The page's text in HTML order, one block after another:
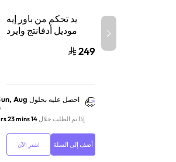
يد تحكم من باور إيه
موديل أدفانتج وايرد
سلكي، بتقنية هول
بتصميم ماريو تايم
249
احصل عليه بحلول Sun, Aug
9
إذا تم الطلب خلال14 hrs 23 mins
أضف إلى السلة اشترِ الآن